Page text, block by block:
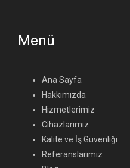
Menü
Ana Sayfa
Hakkımızda
Hizmetlerimiz
Cihazlarımız
Kalite ve İş Güvenliği
Referanslarımız